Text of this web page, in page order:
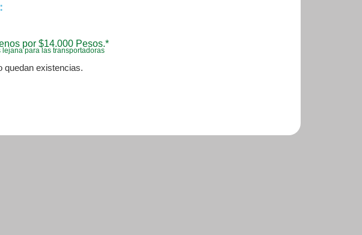
por $14.000 Pesos.*
para las transportadoras
quedan existencias.